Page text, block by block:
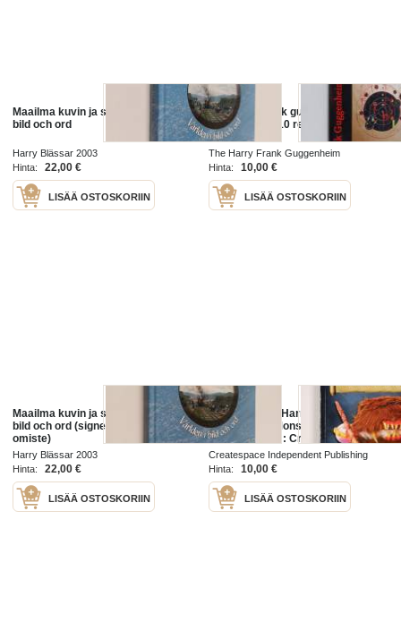
Maailma kuvin ja sanoin = Världen i
bild och ord
Harry Blässar 2003
Hinta:
22,00 €
LISÄÄ OSTOSKORIIN
The harry frank guggenheim
foundation 2010 report
The Harry Frank Guggenheim
Foundation 2010
Hinta: 10,00 €
LISÄÄ OSTOSKORIIN
Maailma kuvin ja sanoin = Världen i
bild och ord (signeerattu, tekijän
omiste)
Harry Blässar 2003
Hinta:
22,00 €
LISÄÄ OSTOSKORIIN
The Unofficial Harry Potter Party
Book - From Monster Books to
Potions Class!: Crafts, Games, and
Treats for the Ultimate Harry
Potter Party
Createspace Independent Publishing
Platform 2011
Hinta: 10,00 €
LISÄÄ OSTOSKORIIN